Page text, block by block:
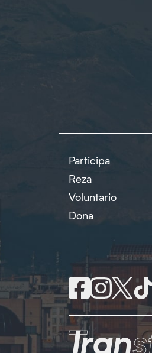
Participa
Reza
Voluntario
Dona